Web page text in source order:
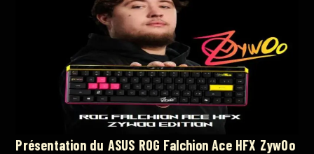
Présentation du ASUS ROG Falchion Ace HFX ZywOo